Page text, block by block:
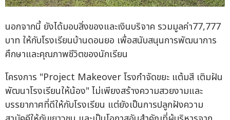
นอกจากนี้ ยังได้มอบสิ่งของและเงินบริจาค รวมมูลค่า77,777
บาท ให้กับโรงเรียนบ้านดอนยอ เพื่อสนับสนุนการพัฒนาการ
ศึกษาและคุณภาพชีวิตของนักเรียน
โครงการ "Project Makeover โรงกำจัดขยะ แต้มสี เติมฝัน
พัฒนาโรงเรียนให้น้อง" ไม่เพียงสร้างความสวยงามและ
บรรยากาศที่ดีให้กับโรงเรียน แต่ยังเป็นการปลูกฝังความ